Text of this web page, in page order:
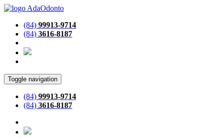
(84) 99913-9714
(84) 3616-8187
Toggle navigation
(84) 99913-9714
(84) 3616-8187